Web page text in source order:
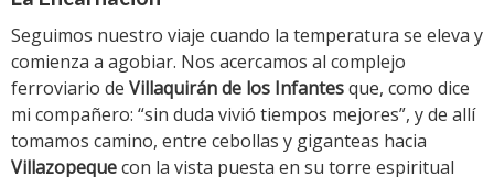
Seguimos nuestro viaje cuando la temperatura se eleva y
comienza a agobiar. Nos acercamos al complejo
ferroviario de Villaquiránde los Infantesque, como dice
mi compañero: “sin duda vivió tiempos mejores”, y de allí
tomamos camino, entre cebollas y giganteas hacia
Villazopequecon la vista puesta en su torre espiritual